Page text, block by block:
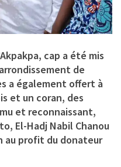
cap a été mis
de
a également offert à
et un coran, des
et reconnaissant,
El-Hadj Nabil Chanou
au profit du donateur